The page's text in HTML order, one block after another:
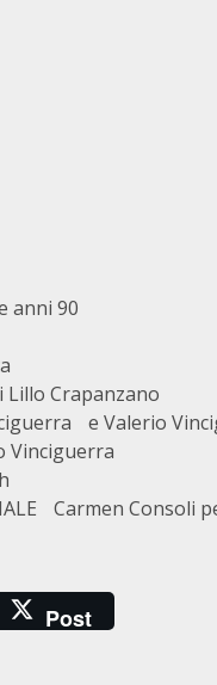
anni 90
Lillo Crapanzano
e Valerio
Vinciguerra
Carmen Consoli
Post